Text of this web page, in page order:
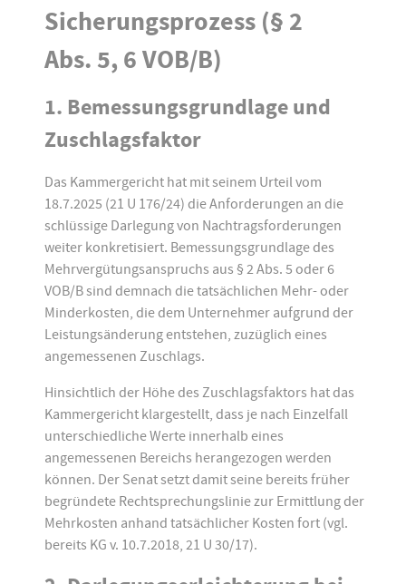
Sicherungsprozess (§ 2
Abs. 5, 6 VOB/B)
1. Bemessungsgrundlage und
Zuschlagsfaktor
Das Kammergericht hat mit seinem Urteil vom
18.7.2025 (21 U 176/24) die Anforderungen an die
schlüssige Darlegung von Nachtragsforderungen
weiter konkretisiert. Bemessungsgrundlage des
Mehrvergütungsanspruchs aus § 2 Abs. 5 oder 6
VOB/B sind demnach die tatsächlichen Mehr- oder
Minderkosten, die dem Unternehmer aufgrund der
Leistungsänderung entstehen, zuzüglich eines
angemessenen Zuschlags.
Hinsichtlich der Höhe des Zuschlagsfaktors hat das
Kammergericht klargestellt, dass je nach Einzelfall
unterschiedliche Werte innerhalb eines
angemessenen Bereichs herangezogen werden
können. Der Senat setzt damit seine bereits früher
begründete Rechtsprechungslinie zur Ermittlung der
Mehrkosten anhand tatsächlicher Kosten fort (vgl.
bereits KG v. 10.7.2018, 21 U 30/17).